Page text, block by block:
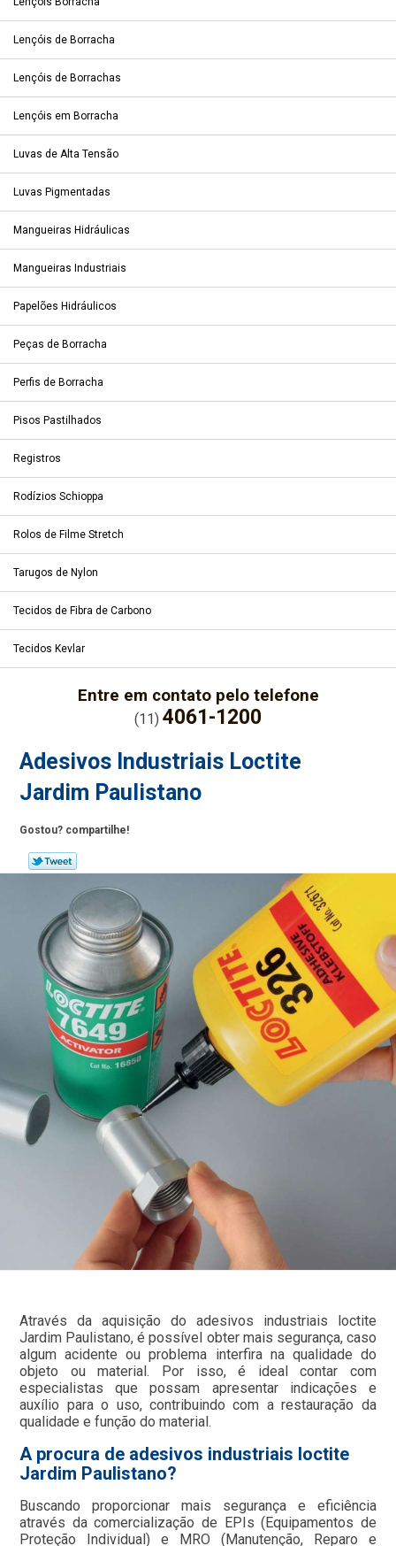
Lençóis de Borracha
Lençóis de Borrachas
Lençóis em Borracha
Luvas de Alta Tensão
Luvas Pigmentadas
Mangueiras Hidráulicas
Mangueiras Industriais
Papelões Hidráulicos
Peças de Borracha
Perfis de Borracha
Pisos Pastilhados
Registros
Rodízios Schioppa
Rolos de Filme Stretch
Tarugos de Nylon
Tecidos de Fibra de Carbono
Tecidos Kevlar
Entre em contato pelo telefone
(11) 4061-1200
Adesivos Industriais Loctite
Jardim Paulistano
Gostou? compartilhe!
Através da aquisição do adesivos industriais loctite
Jardim Paulistano, é possível obter mais segurança, caso
algum acidente ou problema interfira na qualidade do
objeto ou material. Por isso, é ideal contar com
especialistas que possam apresentar indicações e
auxílio para o uso, contribuindo com a restauração da
qualidade e função do material.
A procura de adesivos industriais loctite
Jardim Paulistano?
Buscando proporcionar mais segurança e eficiência
através da comercialização de EPIs (Equipamentos de
Proteção Individual) e MRO (Manutenção, Reparo e